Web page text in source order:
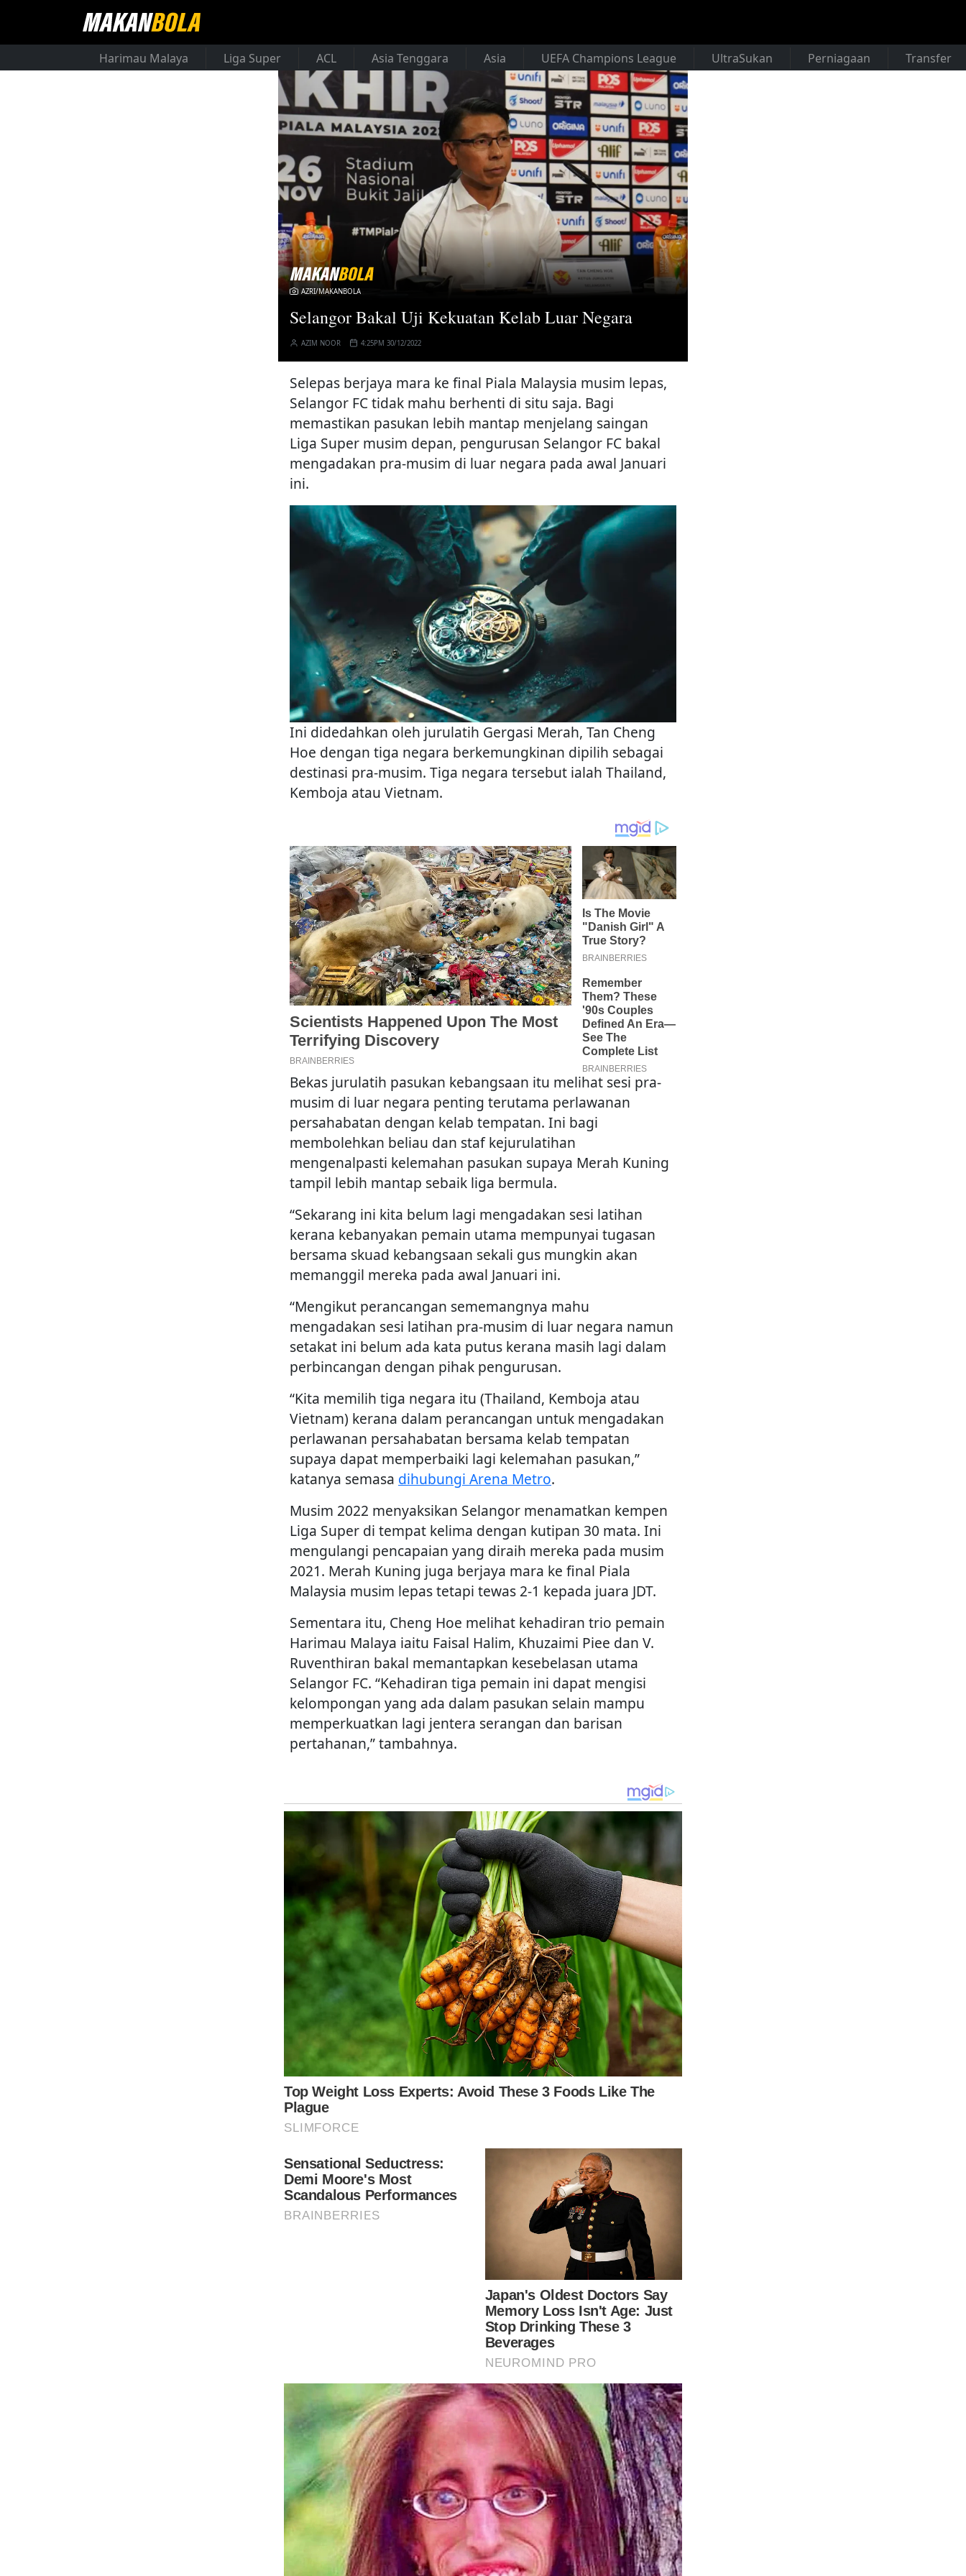
Harimau Malaya Liga Super ACL Asia Tenggara Asia UEFA Champions League UltraSukan Perniagaan Transfer
AZRI/MAKANBOLA
Selangor Bakal Uji Kekuatan Kelab Luar Negara
AZIM NOOR 4:25PM 30/12/2022
Selepas berjaya mara ke final Piala Malaysia musim lepas,
Selangor FC tidak mahu berhenti di situ saja. Bagi
memastikan pasukan lebih mantap menjelang saingan
Liga Super musim depan, pengurusan Selangor FC bakal
mengadakan pra-musim di luar negara pada awal Januari
ini.
Ini didedahkan oleh jurulatih Gergasi Merah, Tan Cheng
Hoe dengan tiga negara berkemungkinan dipilih sebagai
destinasi pra-musim. Tiga negara tersebut ialah Thailand,
Kemboja atau Vietnam.
Bekas jurulatih pasukan kebangsaan itu melihat sesi pra-
musim di luar negara penting terutama perlawanan
persahabatan dengan kelab tempatan. Ini bagi
membolehkan beliau dan staf kejurulatihan
mengenalpasti kelemahan pasukan supaya Merah Kuning
tampil lebih mantap sebaik liga bermula.
“Sekarang ini kita belum lagi mengadakan sesi latihan
kerana kebanyakan pemain utama mempunyai tugasan
bersama skuad kebangsaan sekali gus mungkin akan
memanggil mereka pada awal Januari ini.
“Mengikut perancangan sememangnya mahu
mengadakan sesi latihan pra-musim di luar negara namun
setakat ini belum ada kata putus kerana masih lagi dalam
perbincangan dengan pihak pengurusan.
“Kita memilih tiga negara itu (Thailand, Kemboja atau
Vietnam) kerana dalam perancangan untuk mengadakan
perlawanan persahabatan bersama kelab tempatan
supaya dapat memperbaiki lagi kelemahan pasukan,”
katanya semasa dihubungi Arena Metro.
Musim 2022 menyaksikan Selangor menamatkan kempen
Liga Super di tempat kelima dengan kutipan 30 mata. Ini
mengulangi pencapaian yang diraih mereka pada musim
2021. Merah Kuning juga berjaya mara ke final Piala
Malaysia musim lepas tetapi tewas 2-1 kepada juara JDT.
Sementara itu, Cheng Hoe melihat kehadiran trio pemain
Harimau Malaya iaitu Faisal Halim, Khuzaimi Piee dan V.
Ruventhiran bakal memantapkan kesebelasan utama
Selangor FC. “Kehadiran tiga pemain ini dapat mengisi
kelompongan yang ada dalam pasukan selain mampu
memperkuatkan lagi jentera serangan dan barisan
pertahanan,” tambahnya.